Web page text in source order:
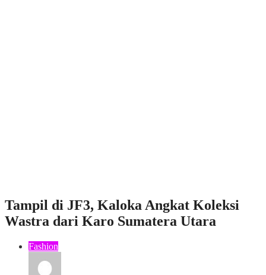
Tampil di JF3, Kaloka Angkat Koleksi
Wastra dari Karo Sumatera Utara
Fashion